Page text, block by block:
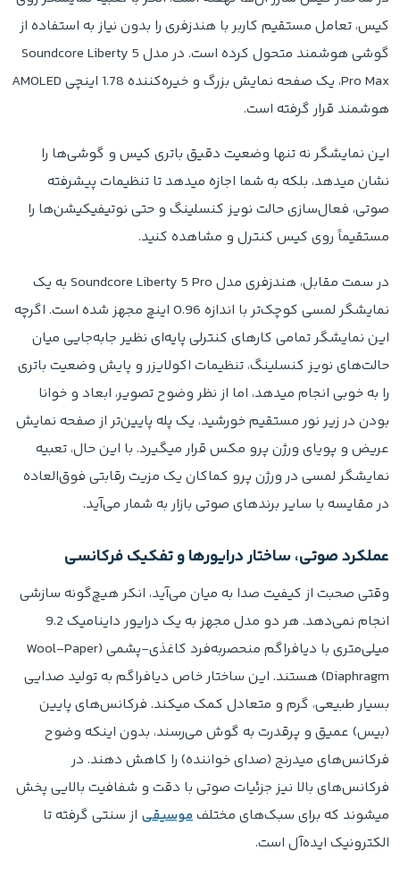
کیس، تعامل مستقیم کاربر با هندزفری را بدون نیاز به استفاده از
گوشی هوشمند متحول کرده است. در مدل Soundcore Liberty 5
Pro Max، یک صفحه نمایش بزرگ و خیره‌کننده 1.78 اینچی AMOLED
هوشمند قرار گرفته است.
این نمایشگر نه تنها وضعیت دقیق باتری کیس و گوشی‌ها را
نشان میدهد، بلکه به شما اجازه میدهد تا تنظیمات پیشرفته
صوتی، فعال‌سازی حالت نویز کنسلینگ و حتی نوتیفیکیشن‌ها را
مستقیماً روی کیس کنترل و مشاهده کنید.
در سمت مقابل، هندزفری مدل Soundcore Liberty 5 Pro به یک
نمایشگر لمسی کوچک‌تر با اندازه 0.96 اینچ مجهز شده است. اگرچه
این نمایشگر تمامی کارهای کنترلی پایه‌ای نظیر جابه‌جایی میان
حالت‌های نویز کنسلینگ، تنظیمات اکولایزر و پایش وضعیت باتری
را به خوبی انجام میدهد، اما از نظر وضوح تصویر، ابعاد و خوانا
بودن در زیر نور مستقیم خورشید، یک پله پایین‌تر از صفحه نمایش
عریض و پویای ورژن پرو مکس قرار میگیرد. با این حال، تعبیه
نمایشگر لمسی در ورژن پرو کماکان یک مزیت رقابتی فوق‌العاده
در مقایسه با سایر برندهای صوتی بازار به شمار می‌آید.
عملکرد صوتی، ساختار درایورها و تفکیک فرکانسی
وقتی صحبت از کیفیت صدا به میان می‌آید، انکر هیچ‌گونه سازشی
انجام نمی‌دهد. هر دو مدل مجهز به یک درایور داینامیک 9.2
میلی‌متری با دیافراگم منحصربه‌فرد کاغذی-پشمی (Wool-Paper
Diaphragm) هستند. این ساختار خاص دیافراگم به تولید صدایی
بسیار طبیعی، گرم و متعادل کمک میکند. فرکانس‌های پایین
(بیس) عمیق و پرقدرت به گوش می‌رسند، بدون اینکه وضوح
فرکانس‌های میدرنج (صدای خواننده) را کاهش دهند. در
فرکانس‌های بالا نیز جزئیات صوتی با دقت و شفافیت بالایی پخش
میشوند که برای سبک‌های مختلفموسیقی از سنتی گرفته تا
الکترونیک ایده‌آل است.